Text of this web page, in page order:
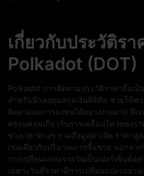
เกี่ยวกับประวัติรา
Polkadot (DOT)
Polkadot การติดตามประวัติราคาถือเ
สำหรับนักลงทุนสกุลเงินดิจิทัล ช่วยให้พว
ติดตามผลการลงทุนได้อย่างง่ายดาย ฟีเ
ครอบคลุมเกี่ยวกับการเคลื่อนไหวของร
ช่วงเวลาต่างๆ รวมถึงมูลค่าเปิด ราคาสู
เช่นเดียวกับปริมาณการซื้อขาย นอกจา
การเปลี่ยนแปลงรายวันเป็นเปอร์เซ็นต์อย่
เฉพาะวันที่ราคามีการเปลี่ยนแปลงอย่าง